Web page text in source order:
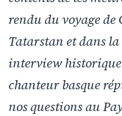
rendu du voyage de
Tatarstan et dans
interview
chanteur basque
nos questions au